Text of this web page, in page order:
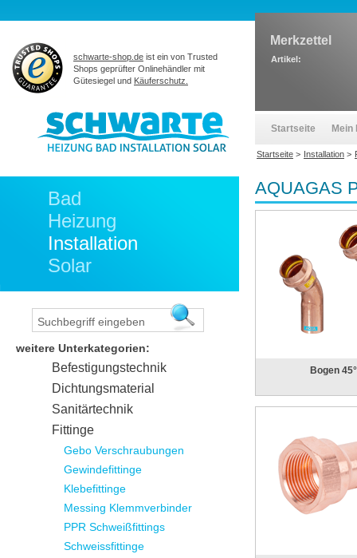
AQUAGAS
Bogen 45°
Bad
Heizung
Installation
Solar
weitere Unterkategorien:
Befestigungstechnik
Dichtungsmaterial
Sanitärtechnik
Fittinge
Gebo Verschraubungen
Gewindefittinge
Klebefittinge
Messing Klemmverbinder
PPR Schweißfittings
Schweissfittinge
schwarte-shop.de ist ein von Trusted
Shops geprüfter Onlinehändler mit
Gütesiegel und Käuferschutz.
Merkzettel
Artikel:
Startseite Mein
Startseite > Installation >